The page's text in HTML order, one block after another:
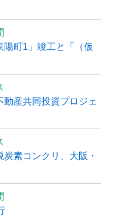
陽町1」竣工と「（仮
産共同投資プロジェ
炭素コンクリ、大阪・